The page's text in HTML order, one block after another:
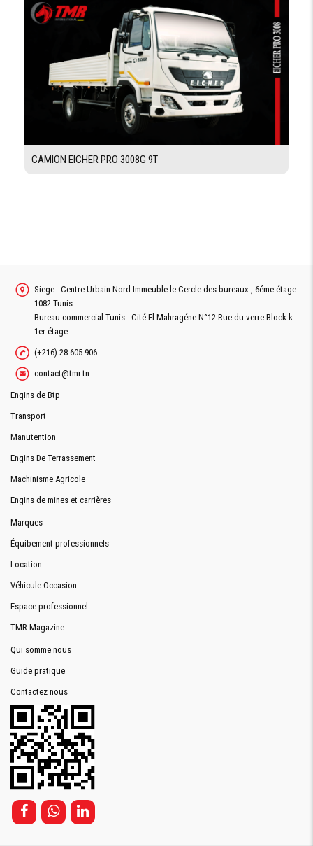
CAMION EICHER PRO 3008G 9T
Siege : Centre Urbain Nord Immeuble le Cercle des bureaux , 6éme étage
1082 Tunis.
Bureau commercial Tunis : Cité El Mahragéne N°12 Rue du verre Block k
1er étage
(+216) 28 605 906
contact@tmr.tn
Engins de Btp
Transport
Manutention
Engins De Terrassement
Machinisme Agricole
Engins de mines et carrières
Marques
Équibement professionnels
Location
Véhicule Occasion
Espace professionnel
TMR Magazine
Qui somme nous
Guide pratique
Contactez nous